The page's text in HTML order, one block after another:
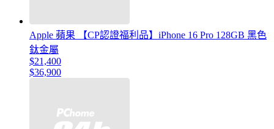
Apple 蘋果 【CP認證福利品】iPhone 16 Pro 128GB 黑色
鈦金屬
$21,400
$36,900